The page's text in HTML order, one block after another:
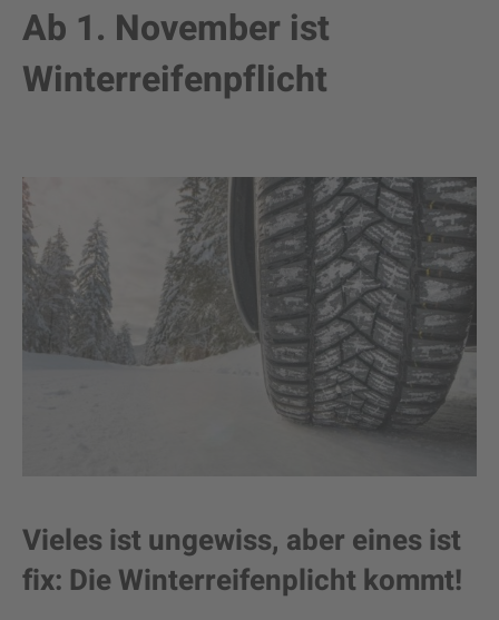
Ab 1. November ist
Winterreifenpflicht
Vieles ist ungewiss, aber eines ist
fix: Die Winterreifenplicht kommt!